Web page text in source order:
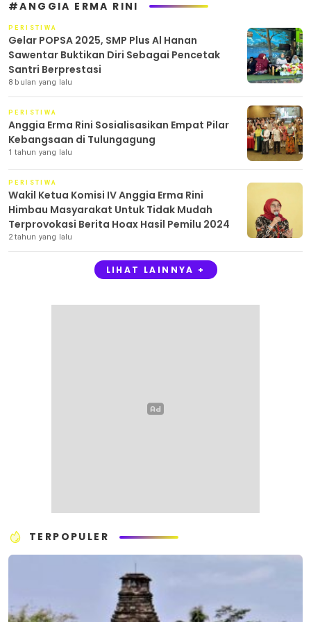
#ANGGIA ERMA RINI
PERISTIWA
Gelar POPSA 2025, SMP Plus Al Hanan
Sawentar Buktikan Diri Sebagai Pencetak
Santri Berprestasi
8 bulan yang lalu
PERISTIWA
Anggia Erma Rini Sosialisasikan Empat Pilar
Kebangsaan di Tulungagung
1 tahun yang lalu
PERISTIWA
Wakil Ketua Komisi IV Anggia Erma Rini
Himbau Masyarakat Untuk Tidak Mudah
Terprovokasi Berita Hoax Hasil Pemilu 2024
2 tahun yang lalu
LIHAT LAINNYA +
TERPOPULER